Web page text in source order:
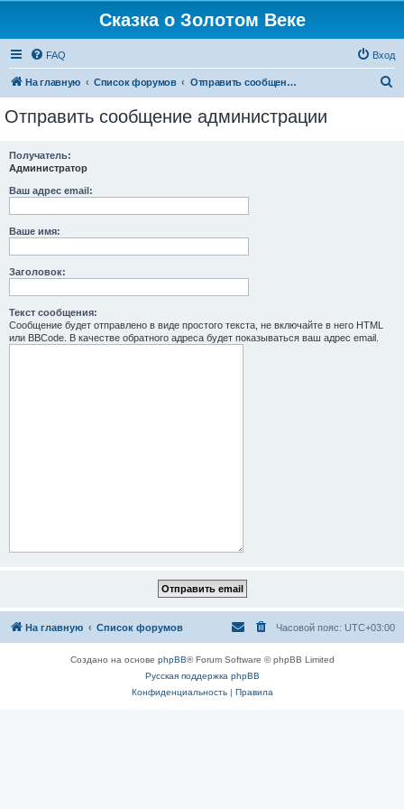
Сказка о Золотом Веке
FAQ Вход
На главную Список форумов Отправить сообщение администрации
Отправить сообщение администрации
Получатель:
Администратор
Ваш адрес email:
Ваше имя:
Заголовок:
Текст сообщения:
Сообщение будет отправлено в виде простого текста, не включайте в него HTML
или BBCode. В качестве обратного адреса будет показываться ваш адрес email.
На главную Список форумов Часовой пояс: UTC+03:00
Создано на основе phpBB® Forum Software © phpBB Limited
Русская поддержка phpBB
Конфиденциальность| Правила